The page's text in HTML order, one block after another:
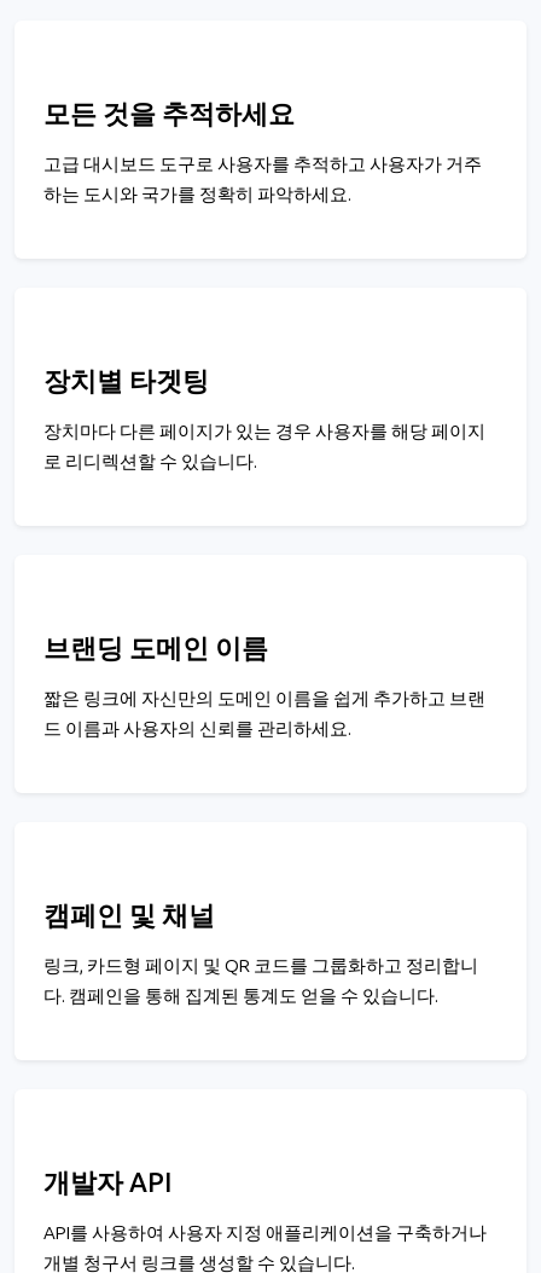
모든 것을 추적하세요
고급 대시보드 도구로 사용자를 추적하고 사용자가 거주
하는 도시와 국가를 정확히 파악하세요.
장치별 타겟팅
장치마다 다른 페이지가 있는 경우 사용자를 해당 페이지
로 리디렉션할 수 있습니다.
브랜딩 도메인 이름
짧은 링크에 자신만의 도메인 이름을 쉽게 추가하고 브랜
드 이름과 사용자의 신뢰를 관리하세요.
캠페인 및 채널
링크, 카드형 페이지 및 QR 코드를 그룹화하고 정리합니
다. 캠페인을 통해 집계된 통계도 얻을 수 있습니다.
개발자 API
API를 사용하여 사용자 지정 애플리케이션을 구축하거나
개별 청구서 링크를 생성할 수 있습니다.